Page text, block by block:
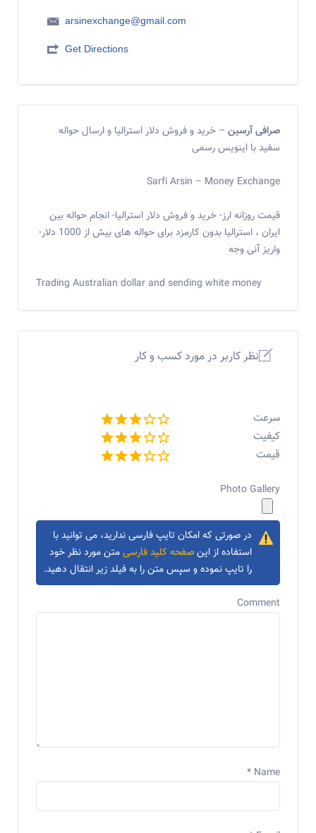
arsinexchange@gmail.com
Get Directions
صرافی آرسین – خرید و فروش دلار استرالیا و ارسال حواله
سفید با اینویس رسمی
Sarfi Arsin – Money Exchange
قیمت روزانه ارز- خرید و فروش دلار استرالیا- انجام حواله بین
ایران ، استرالیا بدون کارمزد برای حواله های بیش از 1000 دلار-
واریز آنی وجه
Trading Australian dollar and sending white money
نظر کاربر در مورد کسب و کار
سرعت
کیفیت
قیمت
Photo Gallery
در صورتی که امکان تایپ فارسی ندارید، می توانید با
استفاده از اینصفحه کلید فارسیمتن مورد نظر خود
را تایپ نموده و سپس متن را به فیلد زیر انتقال دهید.
Comment
Name
*